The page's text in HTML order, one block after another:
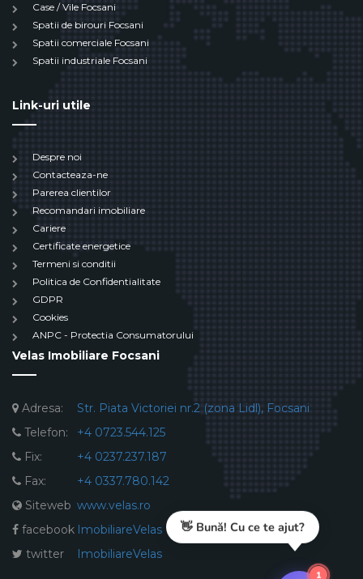
Case / Vile Focsani
Spatii de birouri Focsani
Spatii comerciale Focsani
Spatii industriale Focsani
Link-uri utile
Despre noi
Contacteaza-ne
Parerea clientilor
Recomandari imobiliare
Cariere
Certificate energetice
Termeni si conditii
Politica de Confidentialitate
GDPR
Cookies
ANPC - Protectia Consumatorului
Velas Imobiliare Focsani
Adresa:
Str. Piata Victoriei nr.2 (zona Lidl), Focsani
Telefon:
+4 0723.544.125
Fix:
+4 0237.237.187
Fax:
+4 0337.780.142
Siteweb www.velas.ro
facebook ImobiliareVelas
twitter
ImobiliareVelas
👋 Bună! Cu ce te ajut?
1